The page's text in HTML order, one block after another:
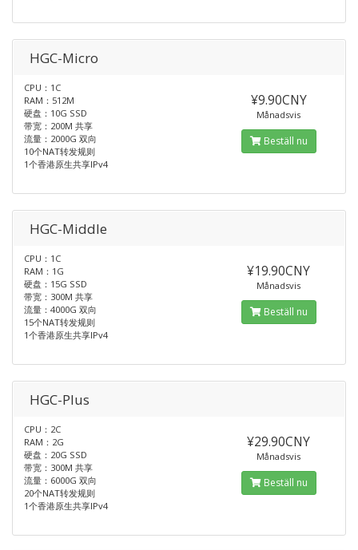
HGC-Micro
CPU：1C
RAM：512M
硬盘：10G SSD
带宽：200M 共享
流量：2000G 双向
10个NAT转发规则
1个香港原生共享IPv4
¥9.90CNY
Månadsvis
Beställ nu
HGC-Middle
CPU：1C
RAM：1G
硬盘：15G SSD
带宽：300M 共享
流量：4000G 双向
15个NAT转发规则
1个香港原生共享IPv4
¥19.90CNY
Månadsvis
Beställ nu
HGC-Plus
CPU：2C
RAM：2G
硬盘：20G SSD
带宽：300M 共享
流量：6000G 双向
20个NAT转发规则
1个香港原生共享IPv4
¥29.90CNY
Månadsvis
Beställ nu